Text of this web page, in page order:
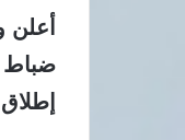
أعلن
ضباط